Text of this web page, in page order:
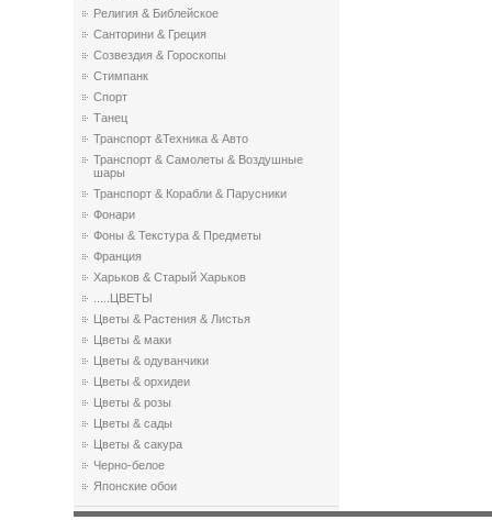
Религия & Библейское
Санторини & Греция
Созвездия & Гороскопы
Стимпанк
Спорт
Танец
Транспорт &Техника & Авто
Транспорт & Самолеты & Воздушные
шары
Транспорт & Корабли & Парусники
Фонари
Фоны & Текстура & Предметы
Франция
Харьков & Старый Харьков
.....ЦВЕТЫ
Цветы & Растения & Листья
Цветы & маки
Цветы & одуванчики
Цветы & орхидеи
Цветы & розы
Цветы & сады
Цветы & сакура
Черно-белое
Японские обои